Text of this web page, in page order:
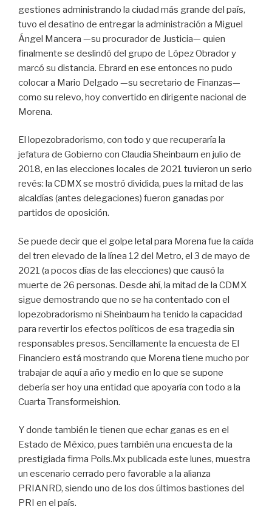
gestiones administrando la ciudad más grande del país,
tuvo el desatino de entregar la administración a Miguel
Ángel Mancera —su procurador de Justicia— quien
finalmente se deslindó del grupo de López Obrador y
marcó su distancia. Ebrard en ese entonces no pudo
colocar a Mario Delgado —su secretario de Finanzas—
como su relevo, hoy convertido en dirigente nacional de
Morena.
El lopezobradorismo, con todo y que recuperaría la
jefatura de Gobierno con Claudia Sheinbaum en julio de
2018, en las elecciones locales de 2021 tuvieron un serio
revés: la CDMX se mostró dividida, pues la mitad de las
alcaldías (antes delegaciones) fueron ganadas por
partidos de oposición.
Se puede decir que el golpe letal para Morena fue la caída
del tren elevado de la línea 12 del Metro, el 3 de mayo de
2021 (a pocos días de las elecciones) que causó la
muerte de 26 personas. Desde ahí, la mitad de la CDMX
sigue demostrando que no se ha contentado con el
lopezobradorismo ni Sheinbaum ha tenido la capacidad
para revertir los efectos políticos de esa tragedia sin
responsables presos. Sencillamente la encuesta de El
Financiero está mostrando que Morena tiene mucho por
trabajar de aquí a año y medio en lo que se supone
debería ser hoy una entidad que apoyaría con todo a la
Cuarta Transformeishion.
Y donde también le tienen que echar ganas es en el
Estado de México, pues también una encuesta de la
prestigiada firma Polls.Mx publicada este lunes, muestra
un escenario cerrado pero favorable a la alianza
PRIANRD, siendo uno de los dos últimos bastiones del
PRI en el país.